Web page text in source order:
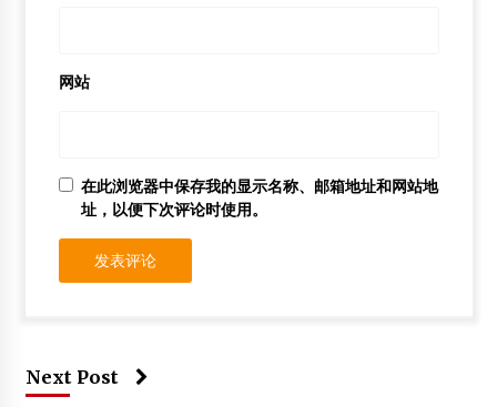
网站
在此浏览器中保存我的显示名称、邮箱地址和网站地
址，以便下次评论时使用。
Next Post